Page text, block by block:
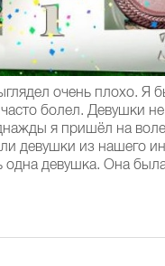
очень плохо. Я
болел. Девушки
я пришёл на
девушки из нашего
одна девушка. Она